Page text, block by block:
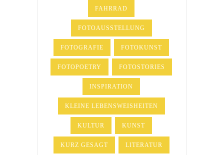
FAHRRAD
FOTOAUSSTELLUNG
FOTOGRAFIE FOTOKUNST
FOTOPOETRY FOTOSTORIES
INSPIRATION
KLEINE LEBENSWEISHEITEN
KULTUR KUNST
KURZ GESAGT LITERATUR